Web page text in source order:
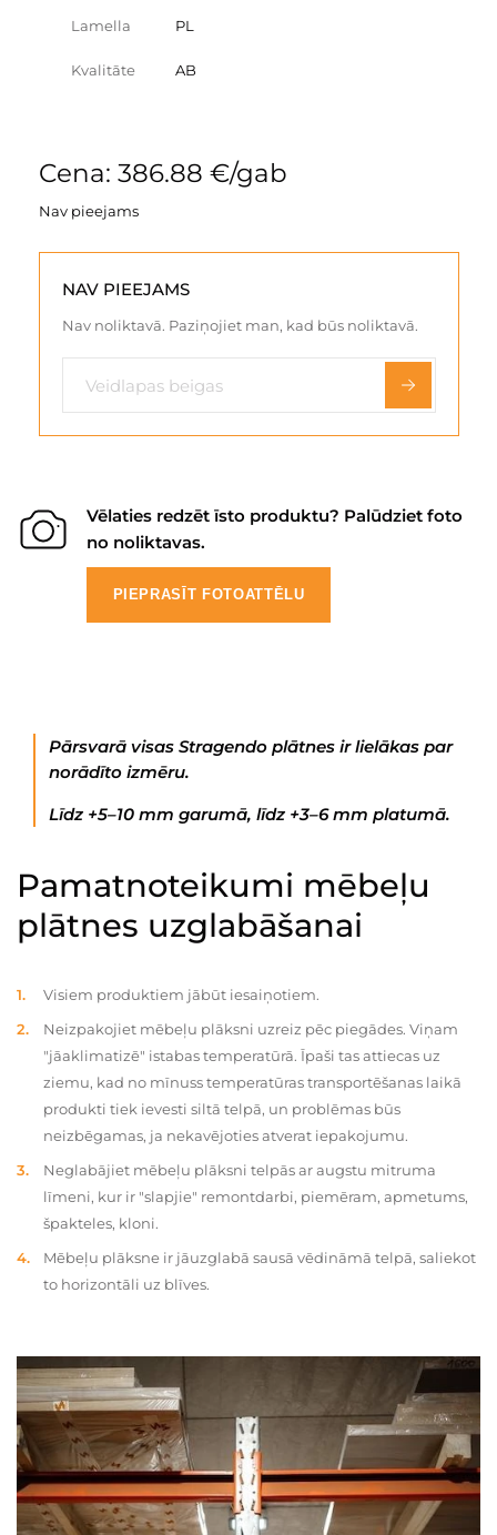
Lamella PL
Kvalitāte AB
Cena: 386.88 €/gab
Nav pieejams
NAV PIEEJAMS
Nav noliktavā. Paziņojiet man, kad būs noliktavā.
Vēlaties redzēt īsto produktu? Palūdziet foto
no noliktavas.
PIEPRASĪT FOTOATTĒLU
Pārsvarā visas Stragendo plātnes ir lielākas par
norādīto izmēru.
Līdz +5–10 mm garumā, līdz +3–6 mm platumā.
Pamatnoteikumi mēbeļu
plātnes uzglabāšanai
Visiem produktiem jābūt iesaiņotiem.
Neizpakojiet mēbeļu plāksni uzreiz pēc piegādes. Viņam
"jāaklimatizē" istabas temperatūrā. Īpaši tas attiecas uz
ziemu, kad no mīnuss temperatūras transportēšanas laikā
produkti tiek ievesti siltā telpā, un problēmas būs
neizbēgamas, ja nekavējoties atverat iepakojumu.
Neglabājiet mēbeļu plāksni telpās ar augstu mitruma
līmeni, kur ir "slapjie" remontdarbi, piemēram, apmetums,
špakteles, kloni.
Mēbeļu plāksne ir jāuzglabā sausā vēdināmā telpā, saliekot
to horizontāli uz blīves.